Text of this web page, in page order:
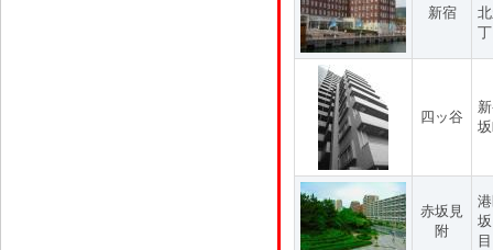
新宿
四ッ谷
赤坂見
附
目